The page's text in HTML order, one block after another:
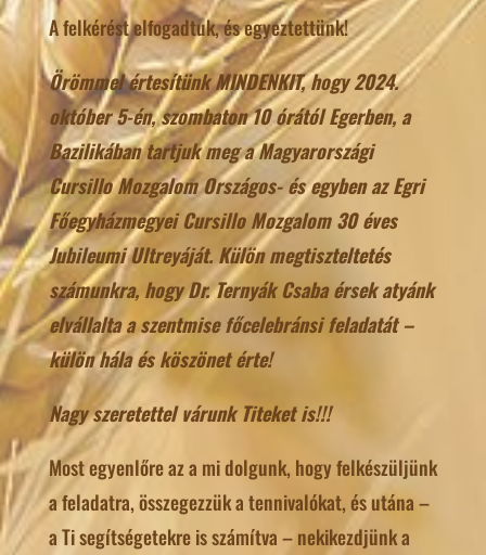
A felkérést elfogadtuk, és egyeztettünk!
Örömmel értesítünk MINDENKIT, hogy 2024.
október 5-én, szombaton 10 órától Egerben, a
Bazilikában tartjuk meg a Magyarországi
Cursillo Mozgalom Országos- és egyben az Egri
Főegyházmegyei Cursillo Mozgalom 30 éves
Jubileumi Ultreyáját. Külön megtiszteltetés
számunkra, hogy Dr. Ternyák Csaba érsek atyánk
elvállalta a szentmise főcelebránsi feladatát –
külön hála és köszönet érte!
Nagy szeretettel várunk Titeket is!!!
Most egyenlőre az a mi dolgunk, hogy felkészüljünk
a feladatra, összegezzük a tennivalókat, és utána –
a Ti segítségetekre is számítva – nekikezdjünk a